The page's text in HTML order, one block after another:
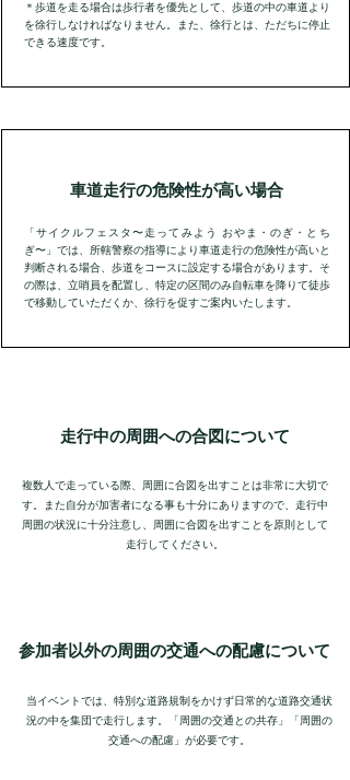
​＊歩道を走る場合は歩行者を優先として、歩道の中の車道より
を徐行しなければなりません。また、徐行とは、ただちに停止
できる速度です。
車道走行の危険性が高い場合
「サイクルフェスタ〜走ってみよう おやま・のぎ・とち
ぎ〜」では、所轄警察の指導により車道走行の危険性が高いと
判断される場合、歩道をコースに設定する場合があります。そ
の際は、立哨員を配置し、特定の区間のみ自転車を降りて徒歩
で移動していただくか、徐行を促すご案内いたします。
走行中の周囲への合図について
複数人で走っている際、周囲に合図を出すことは非常に大切で
す。また自分が加害者になる事も十分にありますので、走行中
周囲の状況に十分注意し、周囲に合図を出すことを原則として
走行してください。
参加者以外の周囲の交通への配慮について
当イベントでは、特別な道路規制をかけず日常的な道路交通状
況の中を集団で走行します。「周囲の交通との共存」「周囲の
交通への配慮」が必要です。